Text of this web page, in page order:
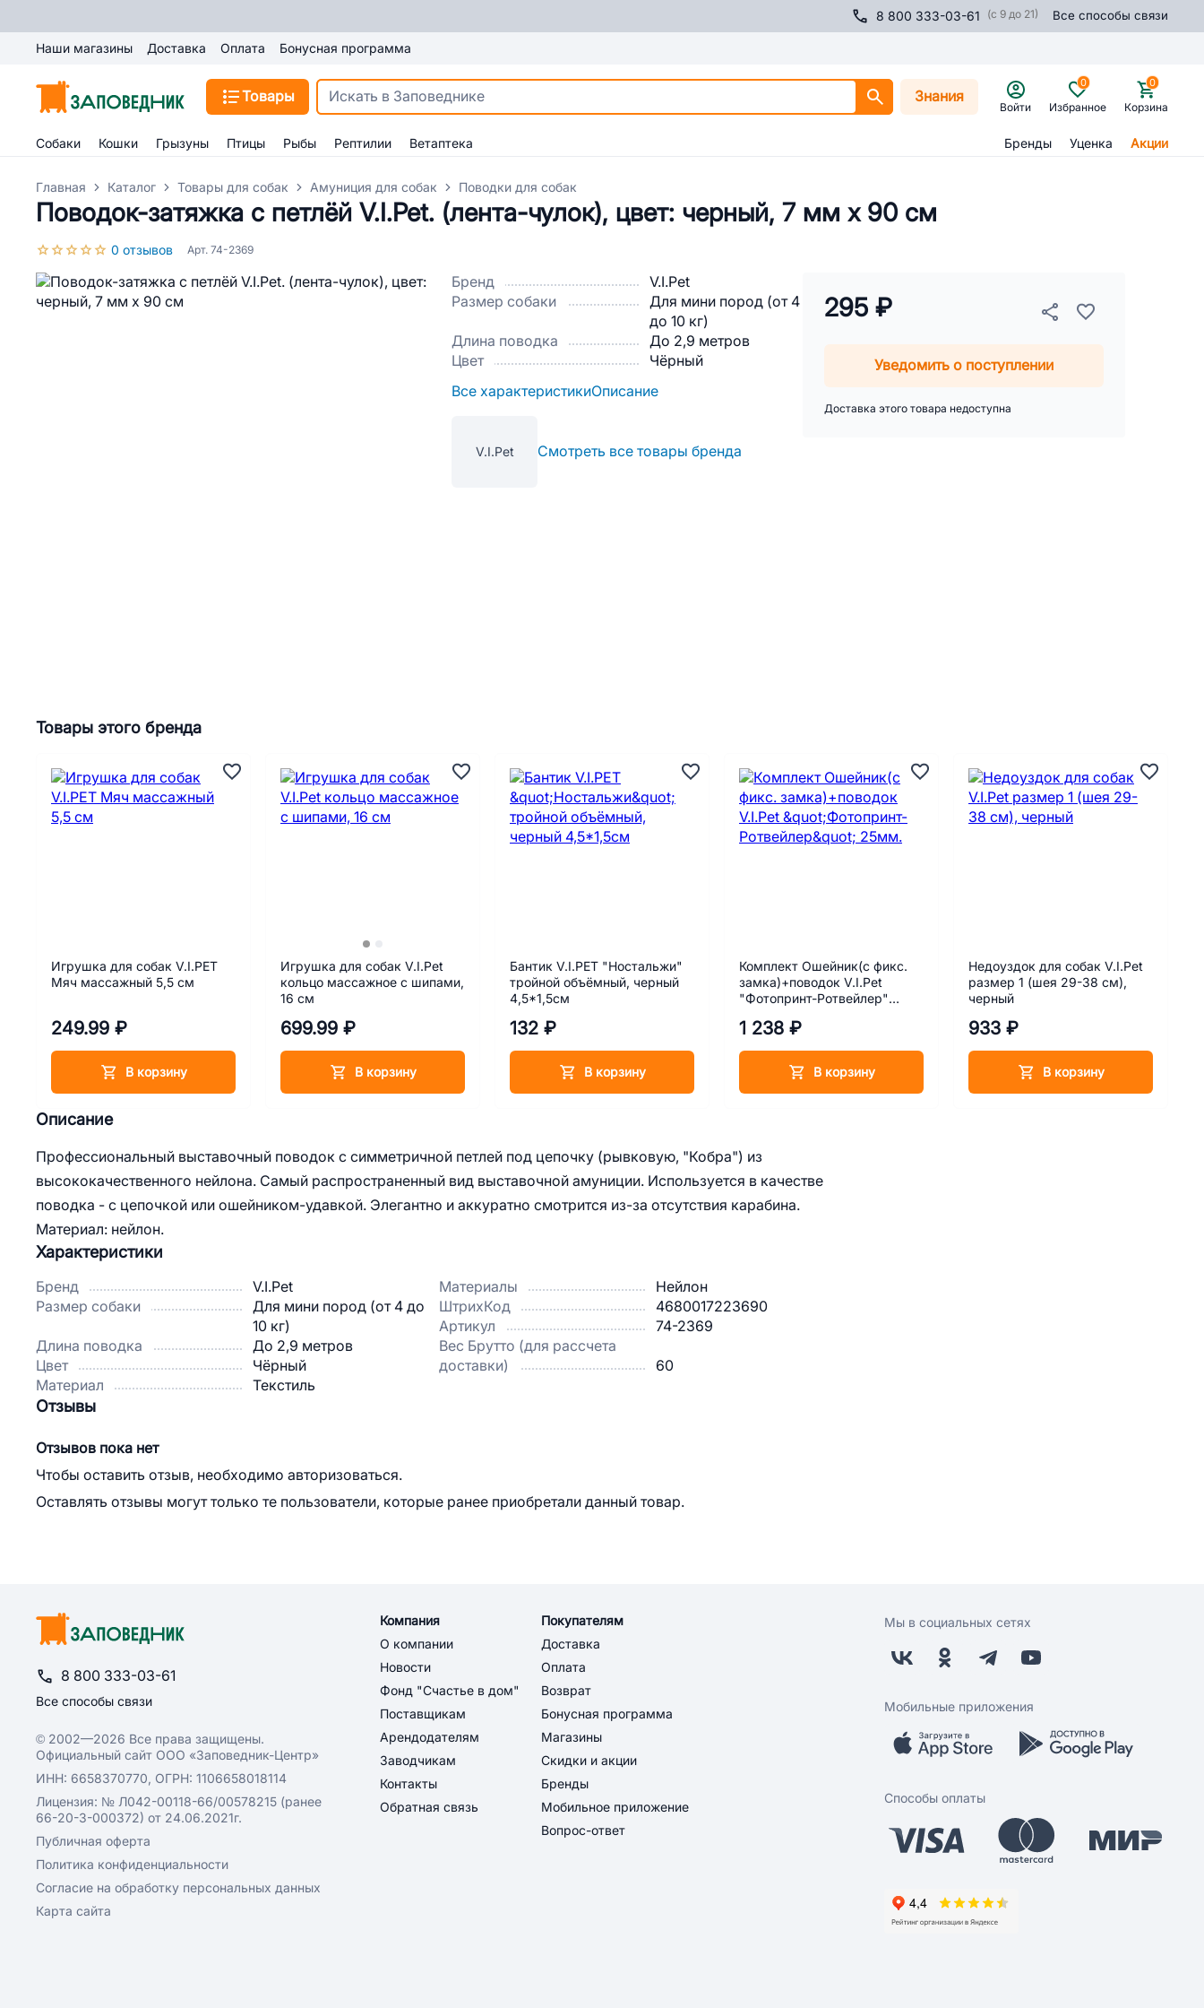
8 800 333-03-61 (с 9 до 21) Все способы связи
Наши магазины Доставка Оплата Бонусная программа
Товары Знания
Войти Избранное
0
Корзина
0
Собаки Кошки Грызуны Птицы Рыбы Рептилии Ветаптека Бренды Уценка Акции
Главная Каталог Товары для собак Амуниция для собак Поводки для собак
Поводок-затяжка с петлёй V.I.Pet. (лента-чулок), цвет: черный, 7 мм x 90 см
0 отзывов Арт. 74-2369
Бренд
V.I.Pet
Размер собаки
Для мини пород (от 4
до 10 кг)
Длина поводка
До 2,9 метров
Цвет
Чёрный
Все характеристикиОписание
V.I.Pet Смотреть все товары бренда
295 ₽
Уведомить о поступлении
Доставка этого товара недоступна
Описание
Профессиональный выставочный поводок с симметричной петлей под цепочку (рывковую, "Кобра") из
высококачественного нейлона. Самый распространенный вид выставочной амуниции. Используется в качестве
поводка - с цепочкой или ошейником-удавкой. Элегантно и аккуратно смотрится из-за отсутствия карабина.
Материал: нейлон.
Товары этого бренда
Игрушка для собак V.I.PET
Мяч массажный 5,5 см
249.99 ₽
В корзину
Игрушка для собак V.I.Pet
кольцо массажное с шипами,
16 см
699.99 ₽
В корзину
Бантик V.I.PET "Ностальжи"
тройной объёмный, черный
4,5*1,5см
132 ₽
В корзину
Комплект Ошейник(с фикс.
замка)+поводок V.I.Pet
"Фотопринт-Ротвейлер"
1 238 ₽
В корзину
Недоуздок для собак V.I.Pet
размер 1 (шея 29-38 см),
черный
933 ₽
В корзину
Характеристики
Бренд
V.I.Pet
Размер собаки
Для мини пород (от 4 до
10 кг)
Длина поводка
До 2,9 метров
Цвет
Чёрный
Материал
Текстиль
Материалы
Нейлон
ШтрихКод
4680017223690
Артикул
74-2369
Вес Брутто (для рассчета
доставки)
60
Отзывы
Отзывов пока нет
Чтобы оставить отзыв, необходимо авторизоваться.
Оставлять отзывы могут только те пользователи, которые ранее приобретали данный товар.
8 800 333-03-61
Все способы связи
© 2002—2026 Все права защищены.
Официальный сайт ООО «Заповедник-Центр»
ИНН: 6658370770, ОГРН: 1106658018114
Лицензия: № Л042-00118-66/00578215 (ранее
66-20-3-000372) от 24.06.2021г.
Публичная оферта
Политика конфиденциальности
Согласие на обработку персональных данных
Карта сайта
Компания
О компании
Новости
Фонд "Счастье в дом"
Поставщикам
Арендодателям
Заводчикам
Контакты
Обратная связь
Покупателям
Доставка
Оплата
Возврат
Бонусная программа
Магазины
Скидки и акции
Бренды
Мобильное приложение
Вопрос-ответ
Мы в социальных сетях
Мобильные приложения
Способы оплаты